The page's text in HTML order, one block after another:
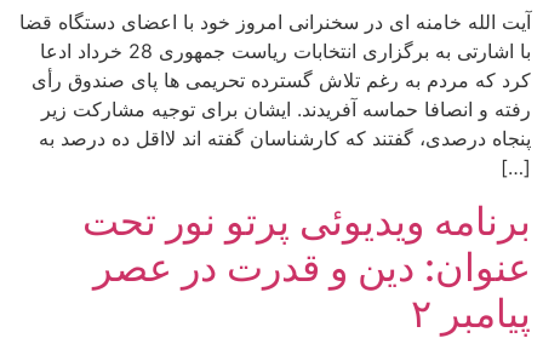
آیت الله خامنه ای در سخنرانی امروز خود با اعضای دستگاه قضا
با اشارتی به برگزاری انتخابات ریاست جمهوری 28 خرداد ادعا
کرد که مردم به رغم تلاش گسترده تحریمی ها پای صندوق رأی
رفته و انصافا حماسه آفریدند. ایشان برای توجیه مشارکت زیر
پنجاه درصدی، گفتند که کارشناسان گفته اند لااقل ده درصد به
[…]
برنامه ویدیوئى پرتو نور تحت
عنوان: دین و قدرت در عصر
پیامبر ۲